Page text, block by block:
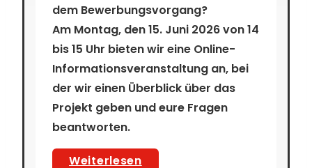
dem Bewerbungsvorgang?
Am Montag, den 15. Juni 2026von14
bis 15 Uhr bieten wir eine Online-
Informationsveranstaltung an, bei
der wir einen Überblick über das
Projekt geben und eure Fragen
beantworten.
WeiterlesenOnline-